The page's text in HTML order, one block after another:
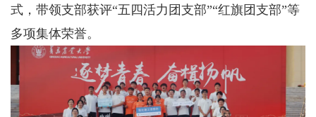
式，带领支部获评“五四活力团支部”“红旗团支部”等
多项集体荣誉。